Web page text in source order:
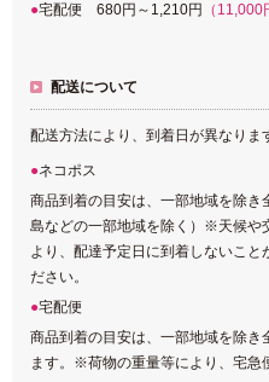
宅配便 680円～1,210円 （11,000
配送について
配送方法により、到着日が異なりま
ネコポス
商品到着の目安は、一部地域を除
島などの一部地域を除く）※天候や
より、配達予定日に到着しないこと
ださい。
宅配便
商品到着の目安は、一部地域を除き
ます。※荷物の重量等により、宅急